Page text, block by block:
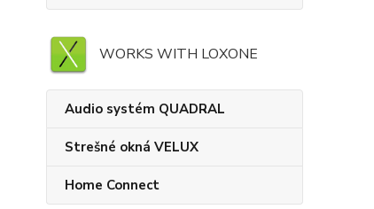
WORKS WITH LOXONE
Audio systém QUADRAL
Strešné okná VELUX
Home Connect